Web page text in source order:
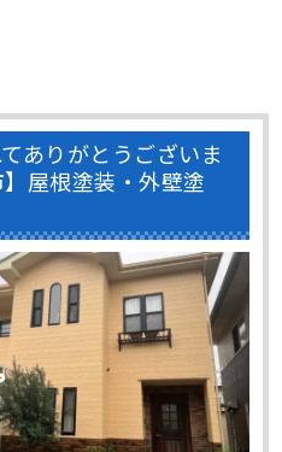
ありがとうございま
屋根塗装・外壁塗